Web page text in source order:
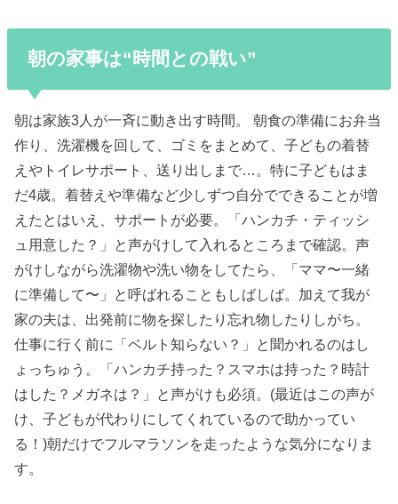
朝の家事は“時間との戦い”
朝は家族3人が一斉に動き出す時間。 朝食の準備にお弁当
作り、洗濯機を回して、ゴミをまとめて、子どもの着替
えやトイレサポート、送り出しまで…。特に子どもはま
だ4歳。着替えや準備など少しずつ自分でできることが増
えたとはいえ、サポートが必要。「ハンカチ・ティッシ
ュ用意した？」と声がけして入れるところまで確認。声
がけしながら洗濯物や洗い物をしてたら、「ママ〜一緒
に準備して〜」と呼ばれることもしばしば。加えて我が
家の夫は、出発前に物を探したり忘れ物したりしがち。
仕事に行く前に「ベルト知らない？」と聞かれるのはし
ょっちゅう。「ハンカチ持った？スマホは持った？時計
はした？メガネは？」と声がけも必須。(最近はこの声が
け、子どもが代わりにしてくれているので助かってい
る！)朝だけでフルマラソンを走ったような気分になりま
す。